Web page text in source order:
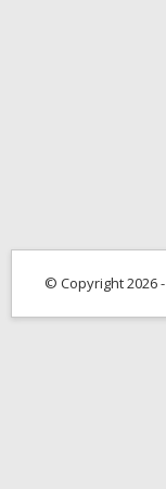
© Copyright 2026 -